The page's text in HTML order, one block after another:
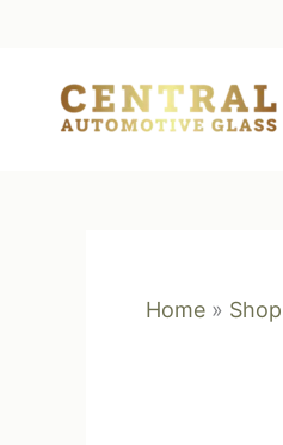
content
Home » Shop